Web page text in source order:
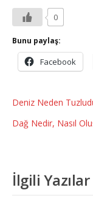
0
Bunu paylaş:
Facebook
Deniz Neden
Dağ Nedir, Nasıl
İlgili Yazılar